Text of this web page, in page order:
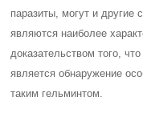
паразиты, могут и
являются наиболее
доказательством того,
является обнаружение
таким гельминтом.